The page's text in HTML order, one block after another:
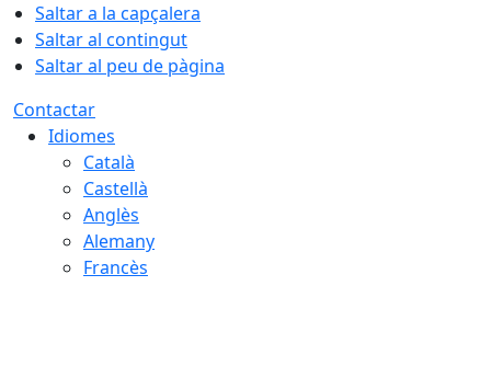
Saltar a la capçalera
Saltar al contingut
Saltar al peu de pàgina
Contactar
Idiomes
Català
Castellà
Anglès
Alemany
Francès